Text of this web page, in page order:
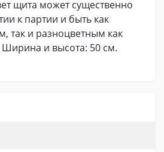
щита может существенно
к партии и быть как
так и разноцветным как
Ширина и высота: 50 см.